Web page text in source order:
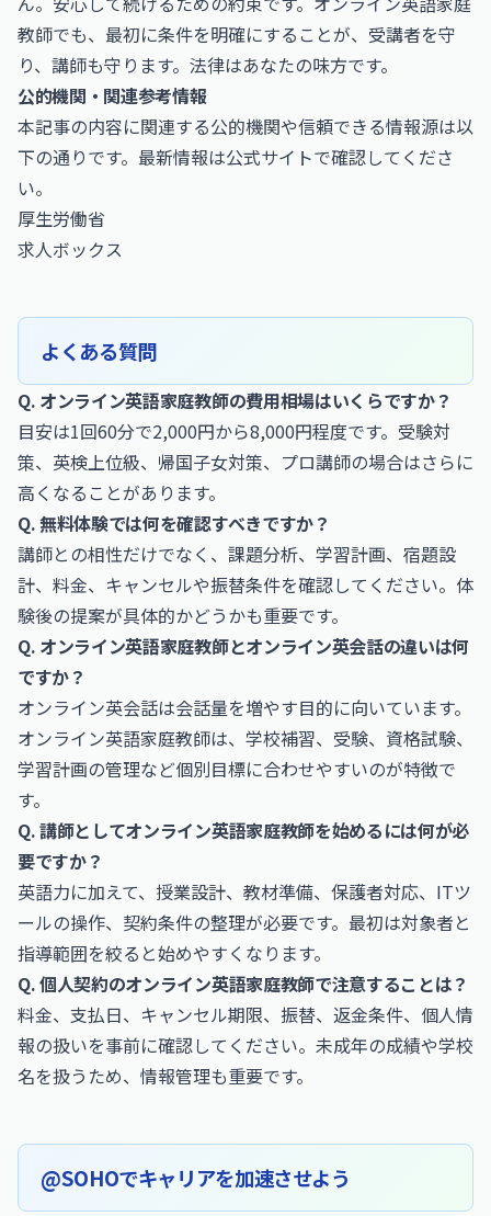
教師でも、最初に条件を明確にすることが、受講者を守
り、講師も守ります。法律はあなたの味方です。
公的機関・関連参考情報
本記事の内容に関連する公的機関や信頼できる情報源は以
下の通りです。最新情報は公式サイトで確認してくださ
い。
厚生労働省
求人ボックス
よくある質問
Q. オンライン英語家庭教師の費用相場はいくらですか？
目安は1回60分で2,000円から8,000円程度です。受験対
策、英検上位級、帰国子女対策、プロ講師の場合はさらに
高くなることがあります。
Q. 無料体験では何を確認すべきですか？
講師との相性だけでなく、課題分析、学習計画、宿題設
計、料金、キャンセルや振替条件を確認してください。体
験後の提案が具体的かどうかも重要です。
Q. オンライン英語家庭教師とオンライン英会話の違いは何
ですか？
オンライン英会話は会話量を増やす目的に向いています。
オンライン英語家庭教師は、学校補習、受験、資格試験、
学習計画の管理など個別目標に合わせやすいのが特徴で
す。
Q. 講師としてオンライン英語家庭教師を始めるには何が必
要ですか？
英語力に加えて、授業設計、教材準備、保護者対応、ITツ
ールの操作、契約条件の整理が必要です。最初は対象者と
指導範囲を絞ると始めやすくなります。
Q. 個人契約のオンライン英語家庭教師で注意することは？
料金、支払日、キャンセル期限、振替、返金条件、個人情
報の扱いを事前に確認してください。未成年の成績や学校
名を扱うため、情報管理も重要です。
@SOHOでキャリアを加速させよう